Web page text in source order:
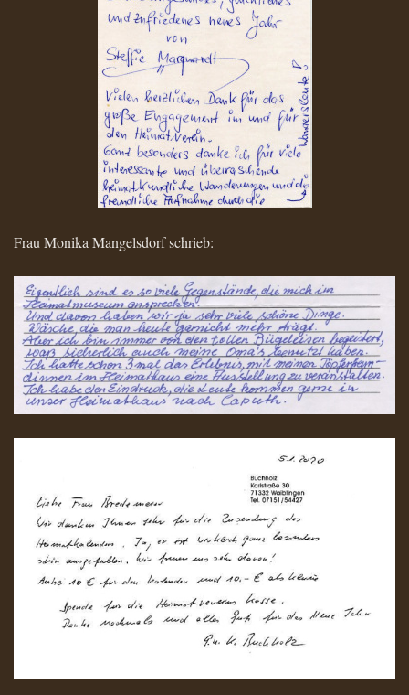
Frau Monika Mangelsdorf schrieb: